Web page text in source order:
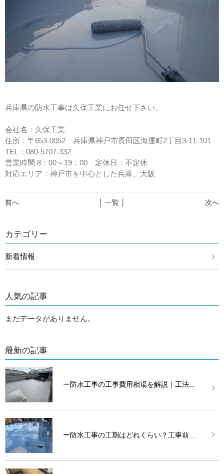
兵庫県の防水工事は久保工業にお任せ下さい。
会社名：久保工業
住所：〒653-0052 兵庫県神戸市長田区海運町2丁目3-11-101
TEL：080-5707-332
営業時間 8：00～19：00 定休日：不定休
対応エリア：神戸市を中心とした兵庫、大阪
前へ 次へ
│ 一覧 │
カテゴリー
新着情報
人気の記事
まだデータがありません。
最新の記事
ー防水工事の工事費用相場を解説｜工法...
ー防水工事の工期はどれくらい？工事前...